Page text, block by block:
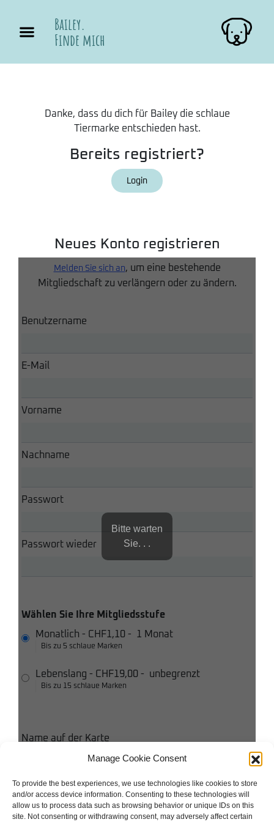
Manage Cookie Consent
To provide the best experiences, we use technologies like cookies to store
and/or access device information. Consenting to these technologies will
allow us to process data such as browsing behavior or unique IDs on this
site. Not consenting or withdrawing consent, may adversely affect certain
Bailey.
Finde mich
Danke, dass du dich für Bailey die schlaue
Tiermarke entschieden hast.
Bereits registriert?
Login
Neues Konto registrieren
Melden Sie sich an, um eine bestehende
Mitgliedschaft zu verlängern oder zu ändern.
Benutzername
E-Mail
Vorname
Nachname
Passwort
Passwort wieder
Wählen Sie Ihre Mitgliedsstufe
Monatlich - CHF1,10 - 1 Monat
Bis zu 5 schlaue Marken
Lebenslang - CHF19,00 - unbegrenzt
Bis zu 15 schlaue Marken
Name auf der Karte
Kreditkarte
Ich stimme den Bedingungen und Konditionen zu
Bitte warten
Sie. . .